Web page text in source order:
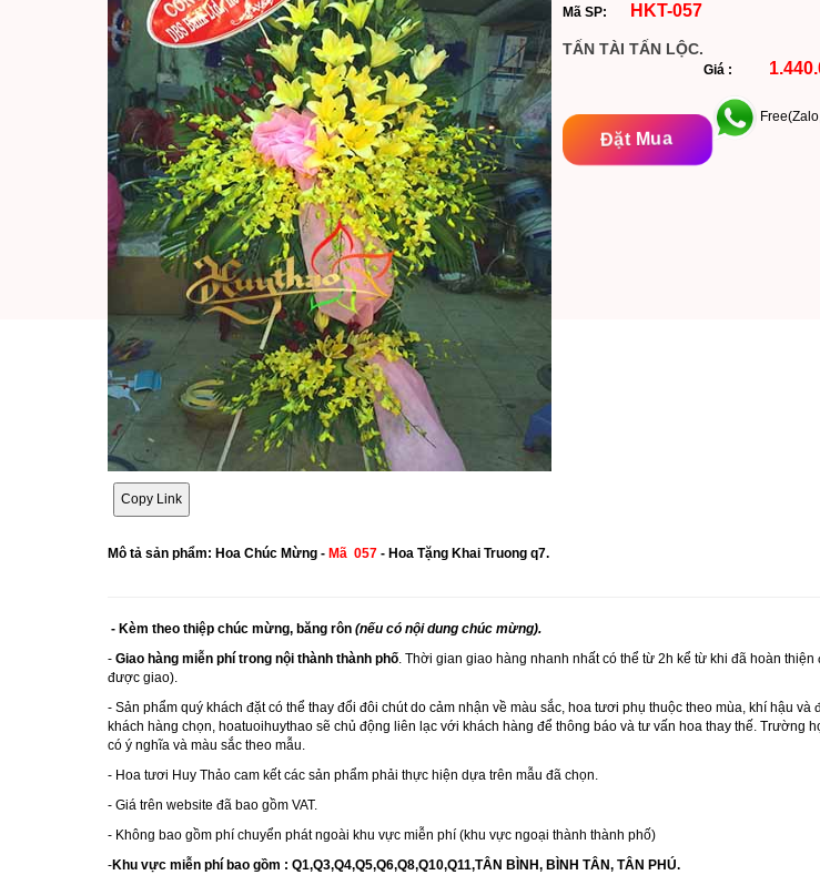
Copy Link
Mã SP: HKT-057
TẤN TÀI TẤN LỘC.
Giá :
Đặt Mua
Mô tả sản phẩm: Hoa Chúc Mừng - Mã 057 - Hoa Tặng Khai Truong q7.
- Kèm theo thiệp chúc mừng, băng rôn (nếu có nội dung chúc mừng).
- Giao hàng miễn phí trong nội thành thành phố. Thời gian giao hàng nhanh nhất có thể từ 2h kể từ khi đã hoàn
được giao).
- Sản phẩm quý khách đặt có thể thay đổi đôi chút do cảm nhận về màu sắc, hoa tươi phụ thuộc theo mùa, khí hậu
khách hàng chọn, hoatuoihuythao sẽ chủ động liên lạc với khách hàng để thông báo và tư vấn hoa thay thế.
có ý nghĩa và màu sắc theo mẫu.
- Hoa tươi Huy Thảo cam kết các sản phẩm phải thực hiện dựa trên mẫu đã chọn.
- Giá trên website đã bao gồm VAT.
- Không bao gồm phí chuyển phát ngoài khu vực miễn phí (khu vực ngoại thành thành phố)
-Khu vực miễn phí bao gồm : Q1,Q3,Q4,Q5,Q6,Q8,Q10,Q11,TÂN BÌNH, BÌNH TÂN, TÂN PHÚ.